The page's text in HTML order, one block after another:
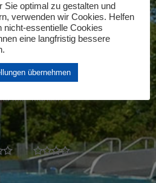
erste Rezension für
nicht veröffentlicht.
mit*markiert
Sie optimal zu gestalten und
verwenden wir Cookies. Helfen
nicht-essentielle Cookies
eine langfristig bessere
übernehmen